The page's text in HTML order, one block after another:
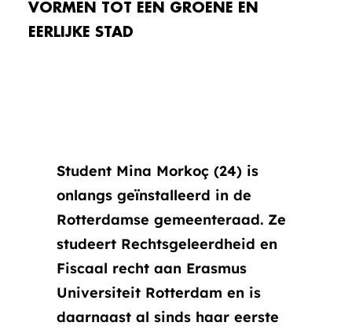
VORMEN TOT EEN GROENE EN
EERLIJKE STAD
Student Mina Morkoç (24) is
onlangs geïnstalleerd in de
Rotterdamse gemeenteraad. Ze
studeert Rechtsgeleerdheid en
Fiscaal recht aan Erasmus
Universiteit Rotterdam en is
daarnaast al sinds haar eerste